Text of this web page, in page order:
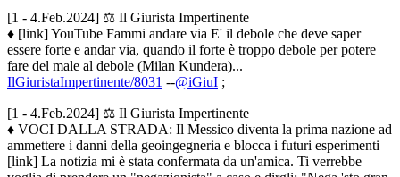
[1 - 4.Feb.2024] ⚖️ Il Giurista Impertinente
♦ [link] YouTube Fammi andare via E' il debole che deve saper
essere forte e andar via, quando il forte è troppo debole per potere
fare del male al debole (Milan Kundera)...
IlGiuristaImpertinente/8031 --@iGiuI ;
[1 - 4.Feb.2024] ⚖️ Il Giurista Impertinente
♦ VOCI DALLA STRADA: Il Messico diventa la prima nazione ad
ammettere i danni della geoingegneria e blocca i futuri esperimenti
[link] La notizia mi è stata confermata da un'amica. Ti verrebbe